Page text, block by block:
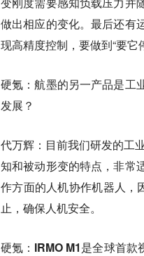
做出相应的变化。最后还有
现高精度控制，要做到“要它
硬氪：航墨的另一产品是工
发展？
代万辉： 目前我们研发的工
知和被动形变的特点，非常
作方面的人机协作机器人，
止，确保人机安全。
硬氪：IRMO M1是全球首